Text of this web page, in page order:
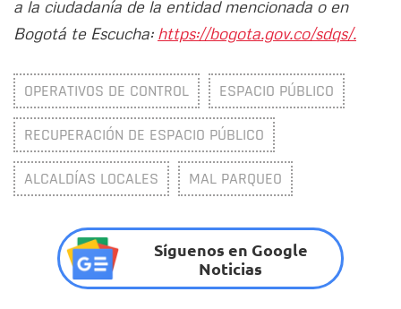
a la ciudadanía de la entidad mencionada o en
Bogotá te Escucha: https://bogota.gov.co/sdqs/.
OPERATIVOS DE CONTROL ESPACIO PÚBLICO
RECUPERACIÓN DE ESPACIO PÚBLICO
ALCALDÍAS LOCALES MAL PARQUEO
Síguenos en Google
Noticias